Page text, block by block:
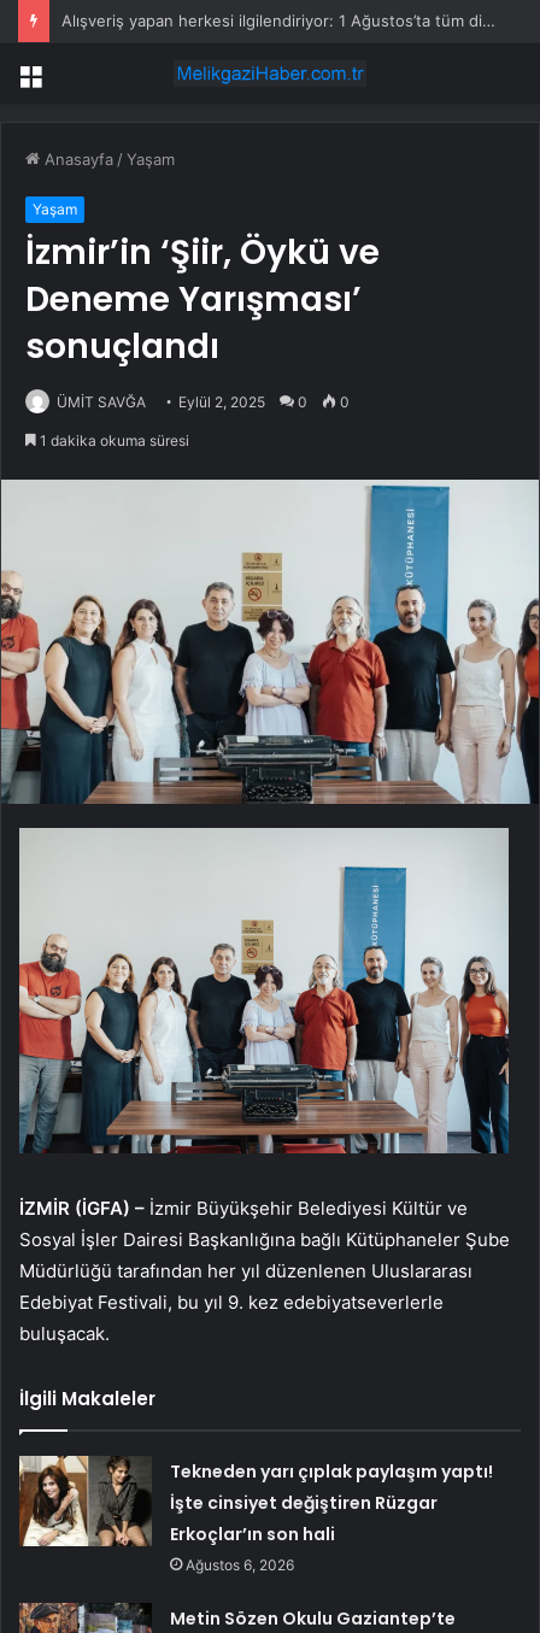
Alışveriş yapan herkesi ilgilendiriyor: 1 Ağustos’ta tüm dijital kurallar değişiyor
Menü
Anasayfa /Yaşam
Yaşam
İzmir’in ‘Şiir, Öykü ve
Deneme Yarışması’
sonuçlandı
ÜMİT SAVĞA Eylül 2, 2025 0 0
1 dakika okuma süresi
İZMİR (İGFA) – İzmir Büyükşehir Belediyesi Kültür ve
Sosyal İşler Dairesi Başkanlığına bağlı Kütüphaneler Şube
Müdürlüğü tarafından her yıl düzenlenen Uluslararası
Edebiyat Festivali, bu yıl 9. kez edebiyatseverlerle
buluşacak.
İlgili Makaleler
Tekneden yarı çıplak paylaşım yaptı!
İşte cinsiyet değiştiren Rüzgar
Erkoçlar’ın son hali
Ağustos 6, 2026
Metin Sözen Okulu Gaziantep’te